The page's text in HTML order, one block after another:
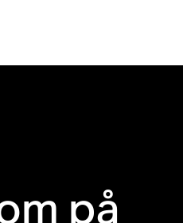
Berøringskontroller
på